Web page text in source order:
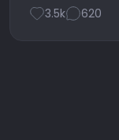
3.5k 620